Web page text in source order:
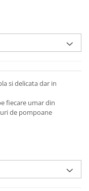
si delicata dar in
fiecare umar din
de pompoane